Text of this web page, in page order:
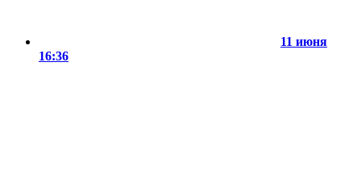
11 июня
16:36